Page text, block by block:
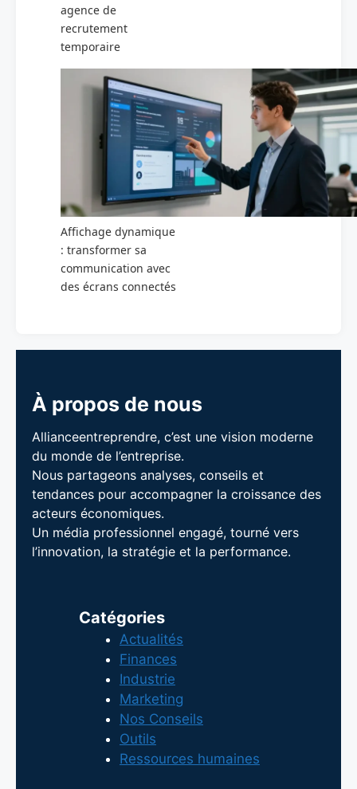
agence de
recrutement
temporaire
Affichage dynamique
: transformer sa
communication avec
des écrans connectés
À propos de nous
Allianceentreprendre, c’est une vision moderne
du monde de l’entreprise.
Nous partageons analyses, conseils et
tendances pour accompagner la croissance des
acteurs économiques.
Un média professionnel engagé, tourné vers
l’innovation, la stratégie et la performance.
Catégories
Actualités
Finances
Industrie
Marketing
Nos Conseils
Outils
Ressources humaines